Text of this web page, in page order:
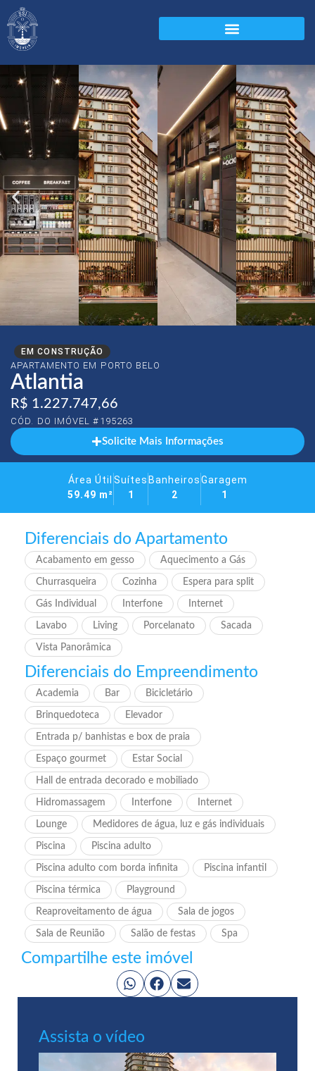
EM CONSTRUÇÃO
APARTAMENTO EM PORTO BELO
Atlantia
R$ 1.227.747,66
CÓD. DO IMÓVEL #195263
Solicite Mais Informações
Área Útil
59.49 m²
Suítes
1
Banheiros
2
Garagem
1
Diferenciais do Apartamento
Acabamento em gesso Aquecimento a Gás
Churrasqueira Cozinha Espera para split
Gás Individual Interfone Internet
Lavabo Living Porcelanato Sacada
Vista Panorâmica
Diferenciais do Empreendimento
Academia Bar Bicicletário
Brinquedoteca Elevador
Entrada p/ banhistas e box de praia
Espaço gourmet Estar Social
Hall de entrada decorado e mobiliado
Hidromassagem Interfone Internet
Lounge Medidores de água, luz e gás individuais
Piscina Piscina adulto
Piscina adulto com borda infinita Piscina infantil
Piscina térmica Playground
Reaproveitamento de água Sala de jogos
Sala de Reunião Salão de festas Spa
Compartilhe este imóvel
Assista o vídeo